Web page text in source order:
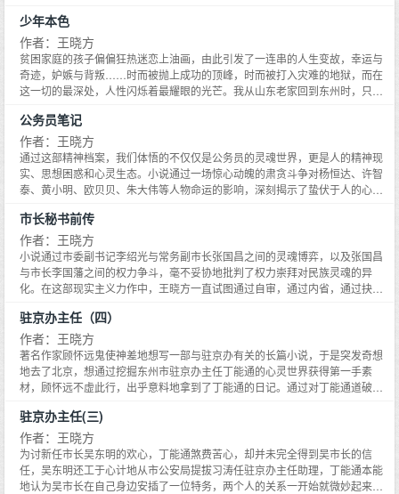
开车，而且不能开自己的滨字四号车，还不能带工作人员，尤其是不要让司机
和办公室的人知道周黎明去了哪儿。蔺胜运特别交代周黎明说，现在是信息时
代，而且是非常时期，行事一定要小心谨慎，否则，很可能会引火烧身，惹来
不必要的麻烦，所以，周黎明来到昭阳招待所后，不要直接见他，也不要随意
给他打电话。
少年本色
作者：王晓方
贫困家庭的孩子偏偏狂热迷恋上油画，由此引发了一连串的人生变故，幸运与
奇迹，妒嫉与背叛……时而被抛上成功的顶峰，时而被打入灾难的地狱，而在
这一切的最深处，人性闪烁着最耀眼的光芒。我从山东老家回到东州时，只好
错了年级，本来我在东州是念四年级，二叔把我安排到了五年级，结果，我除
了学会一口山东话外，各科成绩都是鸭蛋。
公务员笔记
作者：王晓方
通过这部精神档案，我们体悟的不仅仅是公务员的灵魂世界，更是人的精神现
实、思想困惑和心灵生态。小说通过一场惊心动魄的肃贪斗争对杨恒达、许智
泰、黄小明、欧贝贝、朱大伟等人物命运的影响，深刻揭示了蛰伏于人的心灵
员笔记》不仅给当下长篇小说创作带来了新的重大的突破，对中国文学有开拓
之功，而且其后现代文本的贡献超出了文学本身。在这部作品中，现代主义、
后现代主义以及现实主义交相辉映，闪耀着新理念、新艺术的光芒。
市长秘书前传
作者：王晓方
小说通过市委副书记李绍光与常务副市长张国昌之间的灵魂博弈，以及张国昌
与市长李国藩之间的权力争斗，毫不妥协地批判了权力崇拜对民族灵魂的异
化。在这部现实主义力作中，王晓方一直试图通过自审，通过内省，通过抉心
性的解剖进入灵魂深处。王晓方试图通过这种解剖探询谁是腐败的制造者？谁
是腐败的牺牲品？权力崇拜的根源是什么？权力崇拜为什么会成为国人的本土
宗教？毫无疑问，这部小说的血肉之躯是文学的，而它的灵魂却是哲学的，它
既属于灵魂，更属于灵魂史。
驻京办主任（四）
作者：王晓方
著名作家顾怀远鬼使神差地想写一部与驻京办有关的长篇小说，于是突发奇想
地去了北京，想通过挖掘东州市驻京办主任丁能通的心灵世界获得第一手素
材，顾怀远不虚此行，出乎意料地拿到了丁能通的日记。通过对丁能通道破天
人公丁则成实际上是一个颇具警觉性的驻京办主任，但是由于身处逼良为娼的
环境之中，在陷害副主任杨厚德的路上越走越远，最后跌入深渊。
驻京办主任(三)
作者：王晓方
为讨新任市长吴东明的欢心，丁能通煞费苦心，却并未完全得到吴市长的信
任，吴东明还工于心计地从市公安局提拔习涛任驻京办主任助理，丁能通本能
地认为吴市长在自己身边安插了一位特务，两个人的关系一开始就微妙起来。